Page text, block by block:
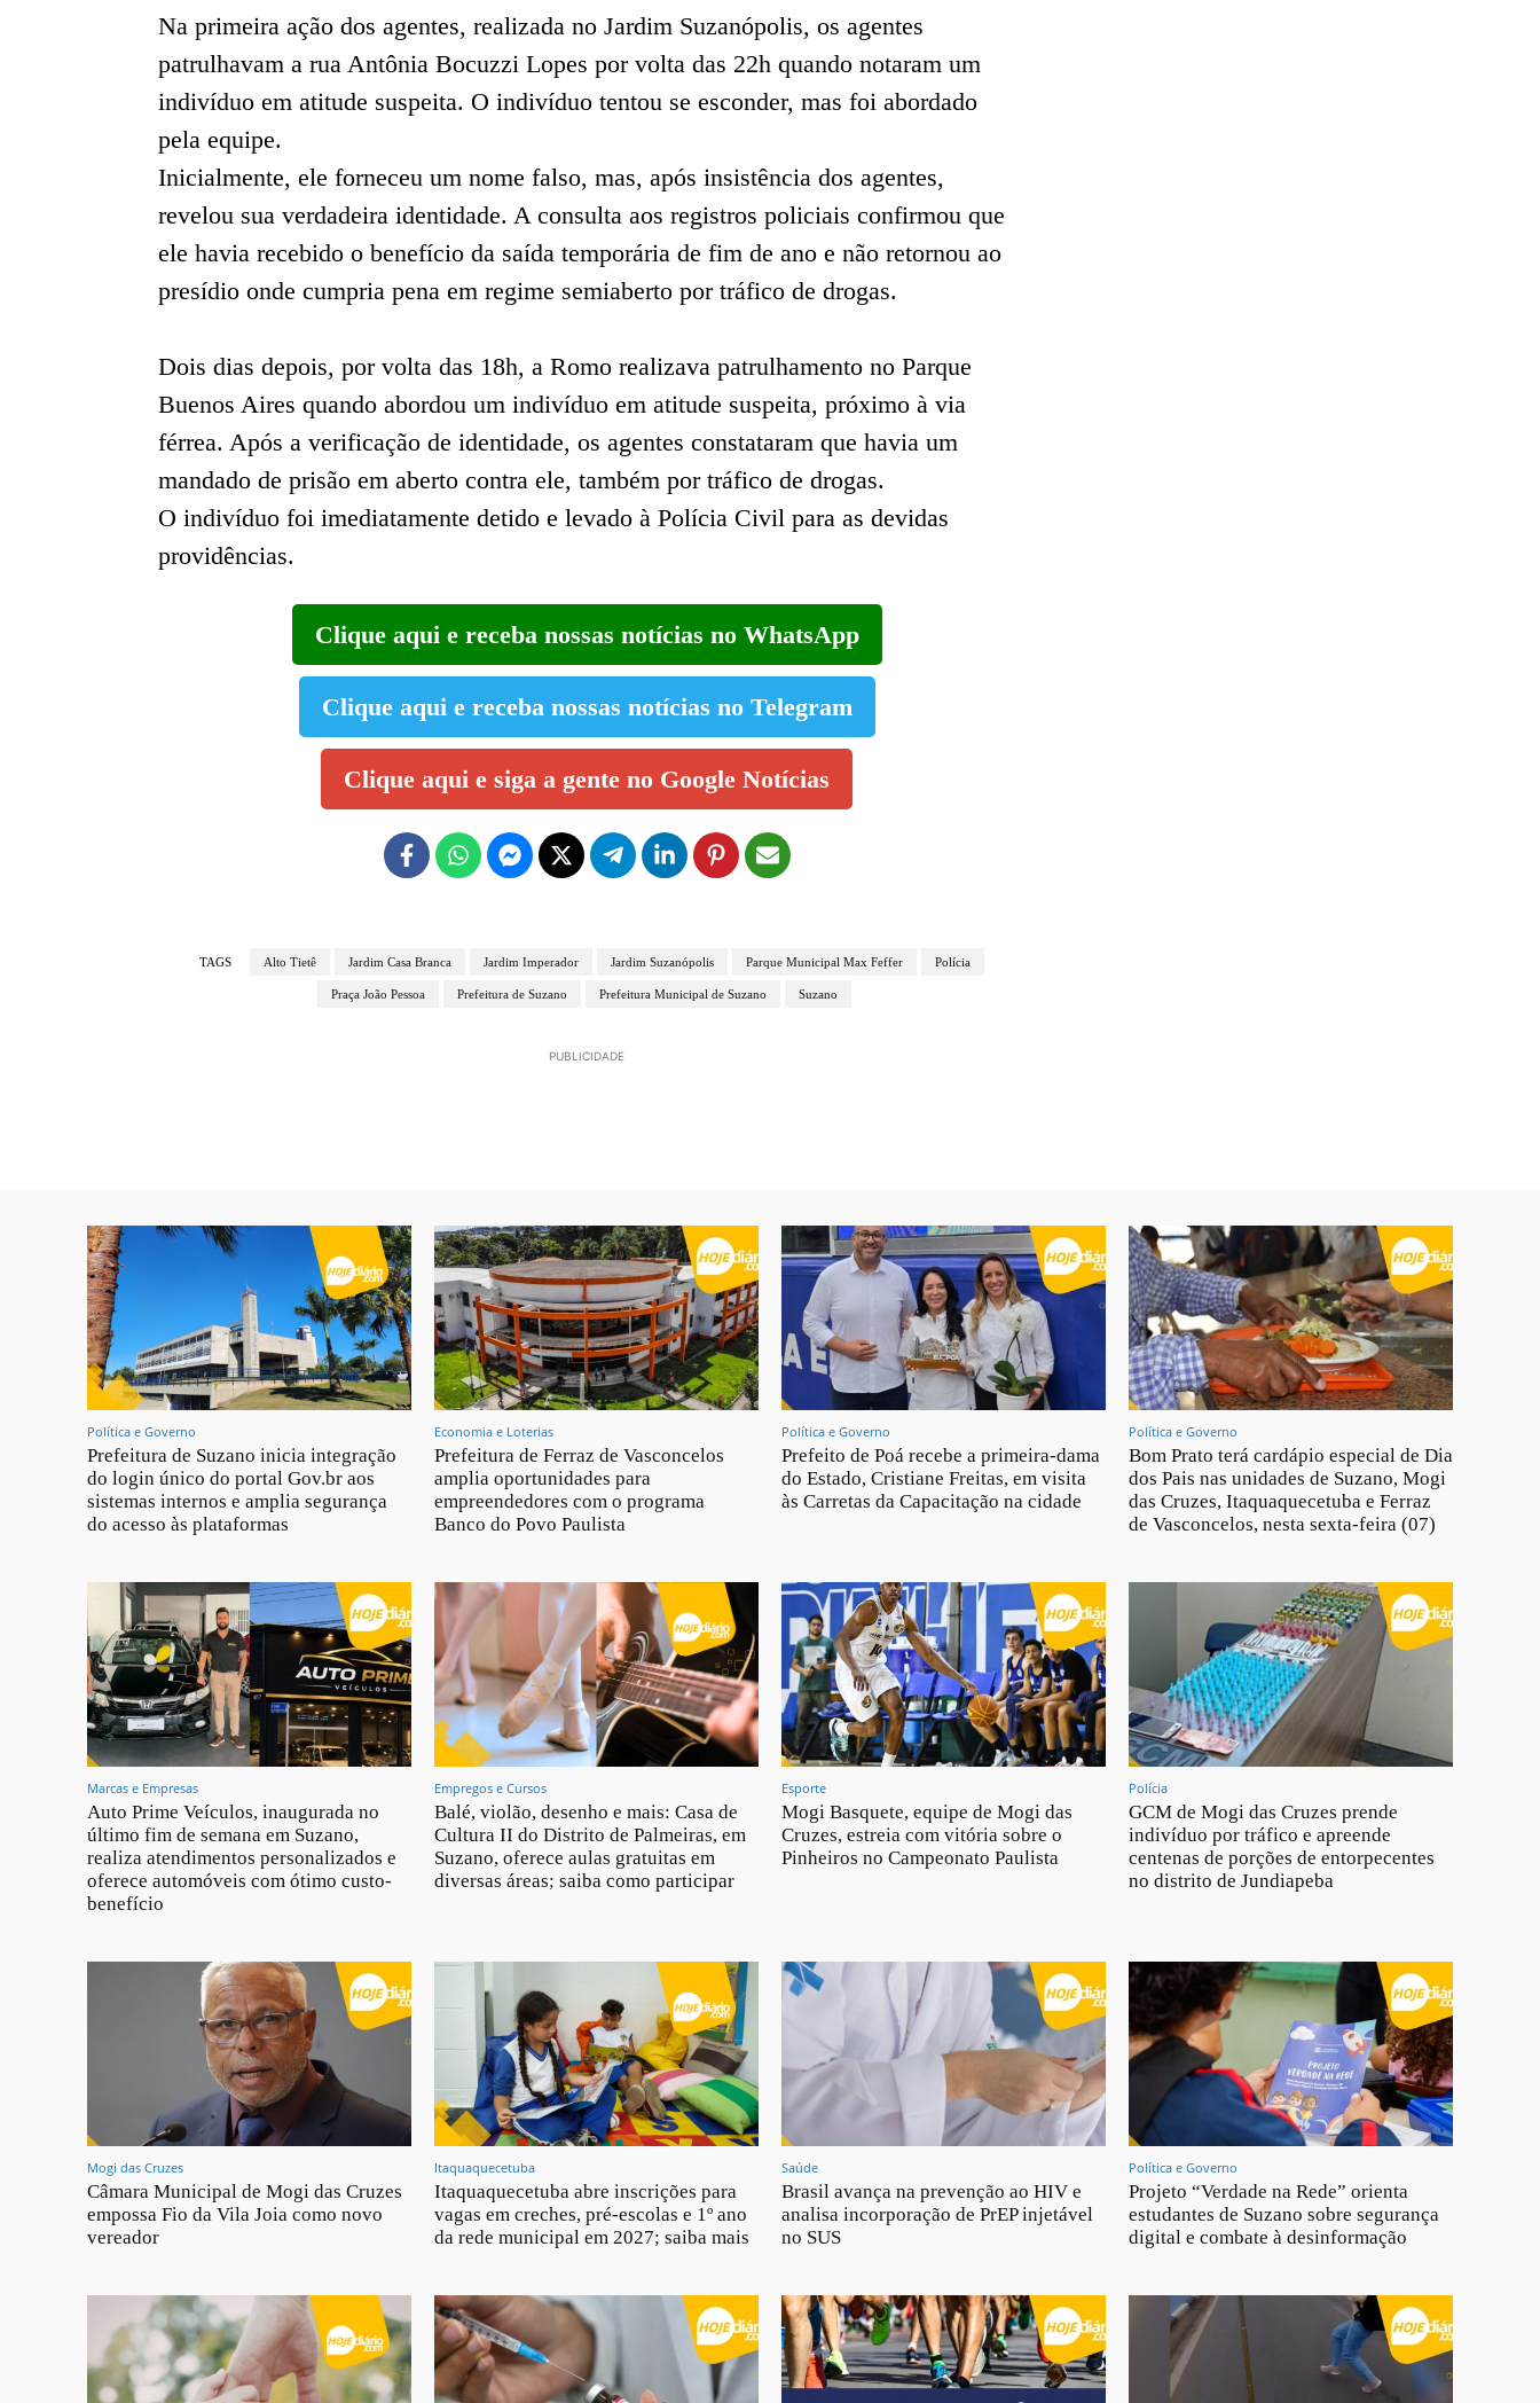
Na primeira ação dos agentes, realizada no Jardim Suzanópolis, os agentes
patrulhavam a rua Antônia Bocuzzi Lopes por volta das 22h quando notaram um
indivíduo em atitude suspeita. O indivíduo tentou se esconder, mas foi abordado
pela equipe.
Inicialmente, ele forneceu um nome falso, mas, após insistência dos agentes,
revelou sua verdadeira identidade. A consulta aos registros policiais confirmou que
ele havia recebido o benefício da saída temporária de fim de ano e não retornou ao
presídio onde cumpria pena em regime semiaberto por tráfico de drogas.
Dois dias depois, por volta das 18h, a Romo realizava patrulhamento no Parque
Buenos Aires quando abordou um indivíduo em atitude suspeita, próximo à via
férrea. Após a verificação de identidade, os agentes constataram que havia um
mandado de prisão em aberto contra ele, também por tráfico de drogas.
O indivíduo foi imediatamente detido e levado à Polícia Civil para as devidas
providências.
Clique aqui e receba nossas notícias no WhatsApp
Clique aqui e receba nossas notícias no Telegram
Clique aqui e siga a gente no Google Notícias
TAGS Alto Tietê Jardim Casa Branca Jardim Imperador Jardim Suzanópolis Parque Municipal Max Feffer Polícia
Praça João Pessoa Prefeitura de Suzano Prefeitura Municipal de Suzano Suzano
PUBLICIDADE
Política e Governo
Prefeitura de Suzano inicia integração
do login único do portal Gov.br aos
sistemas internos e amplia segurança
do acesso às plataformas
Economia e Loterias
Prefeitura de Ferraz de Vasconcelos
amplia oportunidades para
empreendedores com o programa
Banco do Povo Paulista
Política e Governo
Prefeito de Poá recebe a primeira-dama
do Estado, Cristiane Freitas, em visita
às Carretas da Capacitação na cidade
Política e Governo
Bom Prato terá cardápio especial de Dia
dos Pais nas unidades de Suzano, Mogi
das Cruzes, Itaquaquecetuba e Ferraz
de Vasconcelos, nesta sexta-feira (07)
Marcas e Empresas
Auto Prime Veículos, inaugurada no
último fim de semana em Suzano,
realiza atendimentos personalizados e
oferece automóveis com ótimo custo-
benefício
Empregos e Cursos
Balé, violão, desenho e mais: Casa de
Cultura II do Distrito de Palmeiras, em
Suzano, oferece aulas gratuitas em
diversas áreas; saiba como participar
Esporte
Mogi Basquete, equipe de Mogi das
Cruzes, estreia com vitória sobre o
Pinheiros no Campeonato Paulista
Polícia
GCM de Mogi das Cruzes prende
indivíduo por tráfico e apreende
centenas de porções de entorpecentes
no distrito de Jundiapeba
Mogi das Cruzes
Câmara Municipal de Mogi das Cruzes
empossa Fio da Vila Joia como novo
vereador
Itaquaquecetuba
Itaquaquecetuba abre inscrições para
vagas em creches, pré-escolas e 1º ano
da rede municipal em 2027; saiba mais
Saúde
Brasil avança na prevenção ao HIV e
analisa incorporação de PrEP injetável
no SUS
Política e Governo
Projeto “Verdade na Rede” orienta
estudantes de Suzano sobre segurança
digital e combate à desinformação